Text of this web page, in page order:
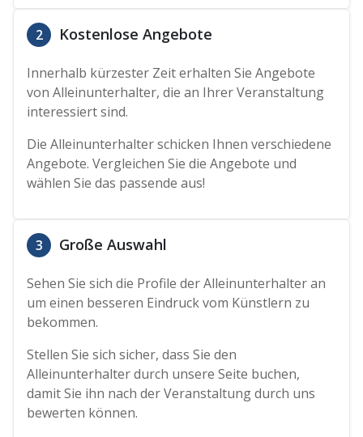
2 Kostenlose Angebote
Innerhalb kürzester Zeit erhalten Sie Angebote
von Alleinunterhalter, die an Ihrer Veranstaltung
interessiert sind.
Die Alleinunterhalter schicken Ihnen verschiedene
Angebote. Vergleichen Sie die Angebote und
wählen Sie das passende aus!
3 Große Auswahl
Sehen Sie sich die Profile der Alleinunterhalter an
um einen besseren Eindruck vom Künstlern zu
bekommen.
Stellen Sie sich sicher, dass Sie den
Alleinunterhalter durch unsere Seite buchen,
damit Sie ihn nach der Veranstaltung durch uns
bewerten können.